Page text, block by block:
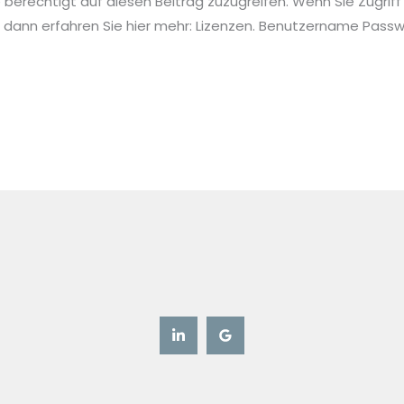
erfahren Sie hier mehr: Lizenzen. Benutzername